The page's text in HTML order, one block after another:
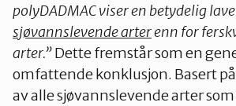
polyDADMAC viser en betydelig
sjøvannslevende arterenn for
arter.”Dette fremstår som en
omfattende konklusjon. Basert
av alle sjøvannslevende arter